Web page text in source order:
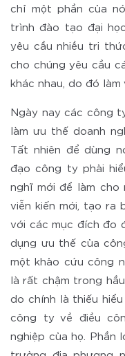
chỉ một phần của
trình đào tạo đại
yêu cầu nhiều tri
cho chúng yêu cầu
khác nhau, do đó
Ngày nay các công
làm ưu thế doanh
Tất nhiên để dùng
đạo công ty phải
nghĩ mới để làm cho
viễn kiến mới, tạo ra
với các mục đích đo
dụng ưu thế của
một khảo cứu công
là rất chậm trong
do chính là thiếu
công ty về điều
nghiệp của họ. Phần